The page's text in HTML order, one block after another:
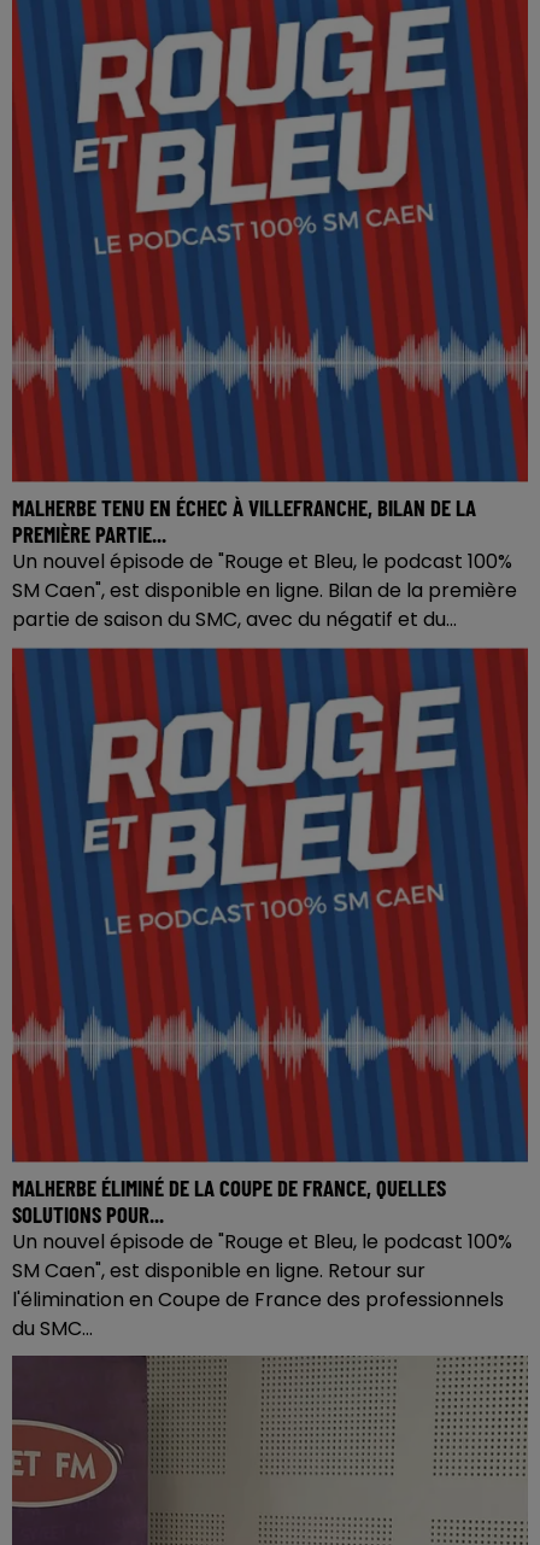
MALHERBE TENU EN ÉCHEC À VILLEFRANCHE, BILAN DE LA
PREMIÈRE PARTIE...
Un nouvel épisode de "Rouge et Bleu, le podcast 100%
SM Caen", est disponible en ligne. Bilan de la première
partie de saison du SMC, avec du négatif et du...
MALHERBE ÉLIMINÉ DE LA COUPE DE FRANCE, QUELLES
SOLUTIONS POUR...
Un nouvel épisode de "Rouge et Bleu, le podcast 100%
SM Caen", est disponible en ligne. Retour sur
l'élimination en Coupe de France des professionnels
du SMC...